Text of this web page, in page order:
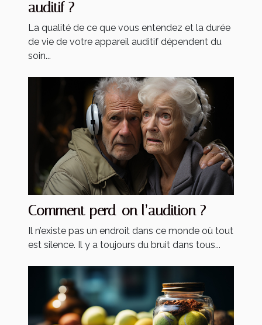
auditif ?
La qualité de ce que vous entendez et la durée
de vie de votre appareil auditif dépendent du
soin...
Comment perd-on l’audition ?
Il n’existe pas un endroit dans ce monde où tout
est silence. Il y a toujours du bruit dans tous...